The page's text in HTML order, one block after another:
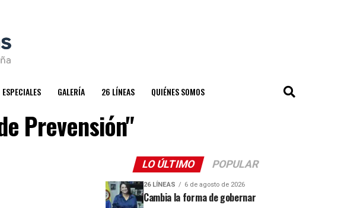
ESPECIALES GALERÍA 26 LÍNEAS QUIÉNES SOMOS
Prevensión"
LO ÚLTIMO POPULAR
26 LÍNEAS 6 de agosto de 2026
Cambia la forma de gobernar